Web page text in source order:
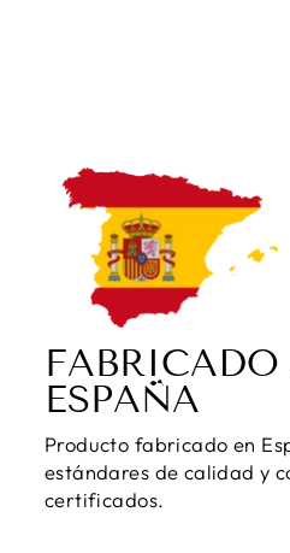
FABRICADO
ESPAÑA
Producto fabricado en
estándares de calidad y
certificados.